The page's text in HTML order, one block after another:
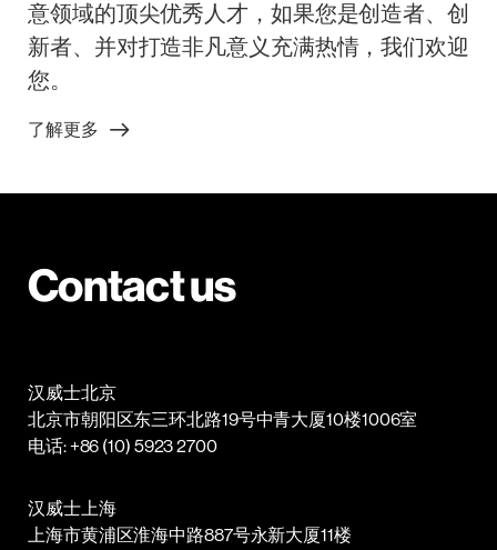
意领域的顶尖优秀人才，如果您是创造者、创
新者、并对打造非凡意义充满热情，我们欢迎
您。
了解更多
Contact us
汉威士北京
北京市朝阳区东三环北路19号中青大厦10楼1006室
电话: +86 (10) 5923 2700
汉威士上海
上海市黄浦区淮海中路887号永新大厦11楼